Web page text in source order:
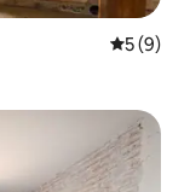
平均评分
5 (9)